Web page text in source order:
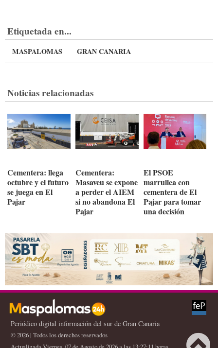
Etiquetada en...
MASPALOMAS GRAN CANARIA
Noticias relacionadas
Cementera: llega
octubre y el futuro
se juega en El
Pajar
Cementera:
Masaveu se expone
a perder el AIEM
si no abandona El
Pajar
El PSOE
marrullea con
cementera de El
Pajar para tomar
una decisión
Periódico digital información del sur de Gran Canaria
© 2026 | Todos los derechos reservados